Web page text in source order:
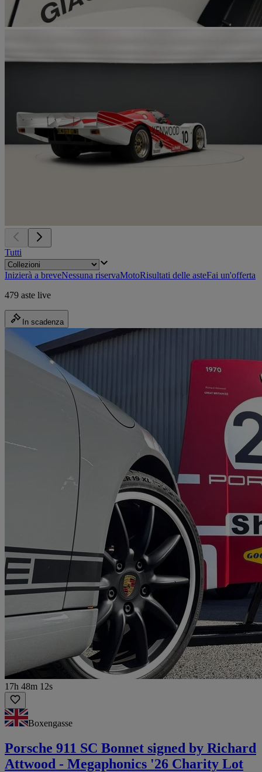
Tutti
Inizierà a breveNessuna riservaMotoRisultati delle asteFai un'offerta
479 aste live
In scadenza
17h 48m 12s
Boxengasse
Porsche 911 SC Bonnet signed by Richard
Attwood - Megaphonics '26 Charity Lot